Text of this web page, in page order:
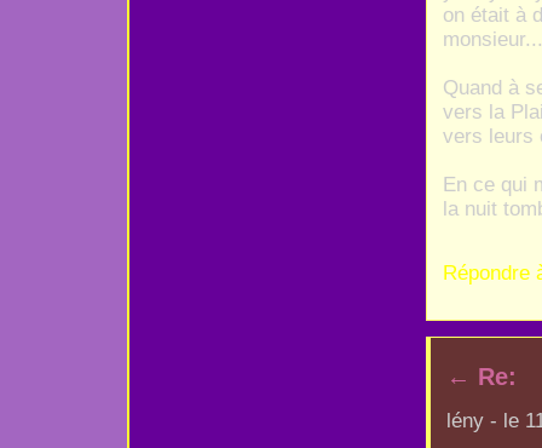
on était à
Quand à
vers la
vers leurs
En ce qui
la nuit
Répondre
← Re:
lény - le